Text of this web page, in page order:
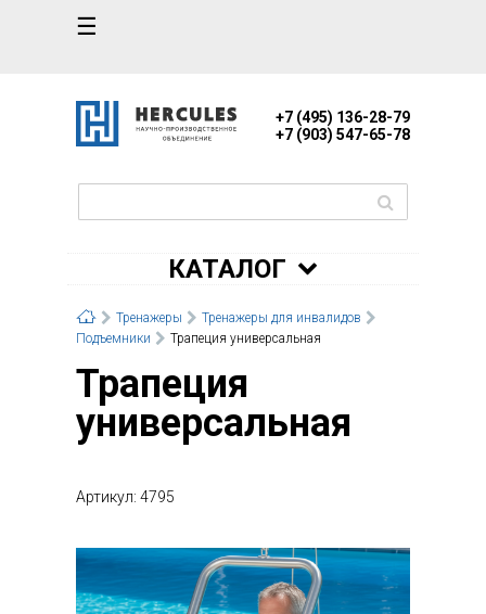
☰
+7 (495) 136-28-79
+7 (903) 547-65-78
КАТАЛОГ
Тренажеры
Тренажеры для инвалидов
Подъемники
Трапеция универсальная
Трапеция
универсальная
Артикул: 4795